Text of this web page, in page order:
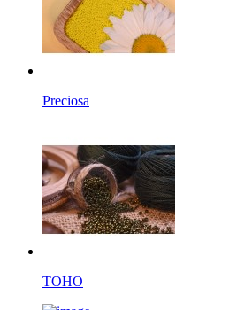
Preciosa
TOHO